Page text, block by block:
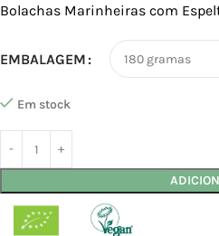
Bolachas Marinheiras com
EMBALAGEM
Em stock